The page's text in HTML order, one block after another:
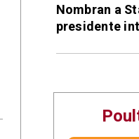
Nombran a
presidente